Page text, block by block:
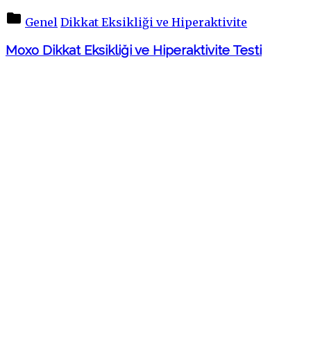
ve
Genel Dikkat Eksikliği ve Hiperaktivite
Moxo Dikkat Eksikliği ve Hiperaktivite Testi